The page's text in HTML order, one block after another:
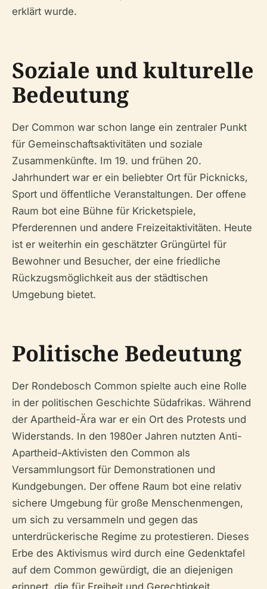
erklärt wurde.
Soziale und kulturelle
Bedeutung
Der Common war schon lange ein zentraler Punkt
für Gemeinschaftsaktivitäten und soziale
Zusammenkünfte. Im 19. und frühen 20.
Jahrhundert war er ein beliebter Ort für Picknicks,
Sport und öffentliche Veranstaltungen. Der offene
Raum bot eine Bühne für Kricketspiele,
Pferderennen und andere Freizeitaktivitäten. Heute
ist er weiterhin ein geschätzter Grüngürtel für
Bewohner und Besucher, der eine friedliche
Rückzugsmöglichkeit aus der städtischen
Umgebung bietet.
Politische Bedeutung
Der Rondebosch Common spielte auch eine Rolle
in der politischen Geschichte Südafrikas. Während
der Apartheid-Ära war er ein Ort des Protests und
Widerstands. In den 1980er Jahren nutzten Anti-
Apartheid-Aktivisten den Common als
Versammlungsort für Demonstrationen und
Kundgebungen. Der offene Raum bot eine relativ
sichere Umgebung für große Menschenmengen,
um sich zu versammeln und gegen das
unterdrückerische Regime zu protestieren. Dieses
Erbe des Aktivismus wird durch eine Gedenktafel
auf dem Common gewürdigt, die an diejenigen
erinnert, die für Freiheit und Gerechtigkeit